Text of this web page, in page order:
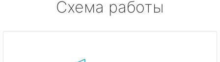
Схема работы